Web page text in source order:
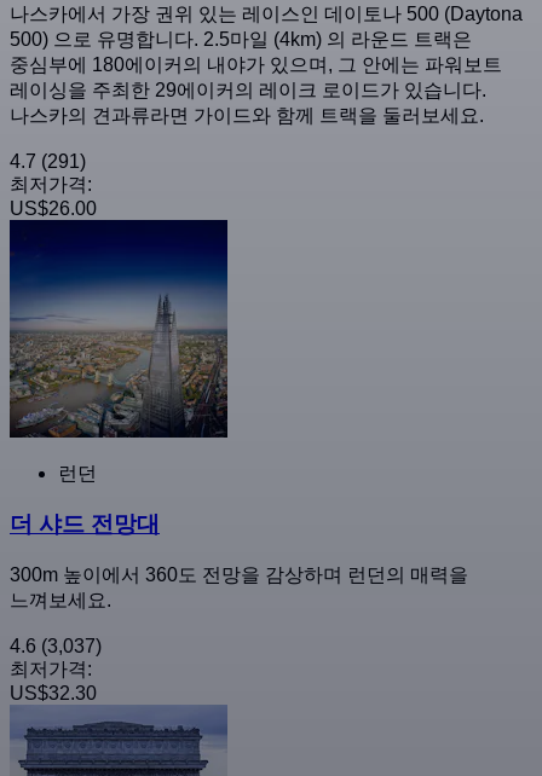
나스카에서 가장 권위 있는 레이스인 데이토나 500 (Daytona
500) 으로 유명합니다. 2.5마일 (4km) 의 라운드 트랙은
중심부에 180에이커의 내야가 있으며, 그 안에는 파워보트
레이싱을 주최한 29에이커의 레이크 로이드가 있습니다.
나스카의 견과류라면 가이드와 함께 트랙을 둘러보세요.
4.7 (291)
최저가격:
US$26.00
런던
더 샤드 전망대
300m 높이에서 360도 전망을 감상하며 런던의 매력을
느껴보세요.
4.6 (3,037)
최저가격:
US$32.30